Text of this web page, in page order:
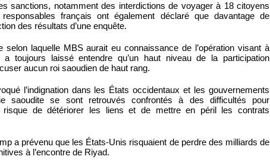
sanctions, notamment des interdictions de voyager à 18 citoyens
français ont également déclaré que davantage de
des résultats d’une enquête.
selon laquelle MBS aurait eu connaissance de l’opération visant à
toujours laissé entendre qu’un haut niveau de la participation
aucun roi saoudien de haut rang.
l’indignation dans les États occidentaux et les gouvernements
saoudite se sont retrouvés confrontés à des difficultés pour
de détériorer les liens et de mettre en péril les contrats
a prévenu que les États-Unis risquaient de perdre des milliards de
à l’encontre de Riyad.